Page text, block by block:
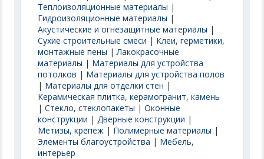
Теплоизоляционные материалы |
Гидроизоляционные материалы |
Акустические и огнезащитные материалы |
Сухие строительные смеси | Клеи, герметики,
монтажные пены |Лакокрасочные
материалы | Материалы для устройства
потолков | Материалы для устройства полов
| Материалы для отделки стен |
Керамическая плитка, керамогранит, камень
|Стекло, стеклопакеты |Оконные
конструкции |Дверные конструкции |
Метизы, крепёж | Полимерные материалы |
Элементы благоустройства | Мебель,
интерьер